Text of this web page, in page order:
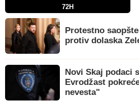
72H
Protestno
protiv dolaska
Novi Skaj podaci
Evrodžast
nevesta"